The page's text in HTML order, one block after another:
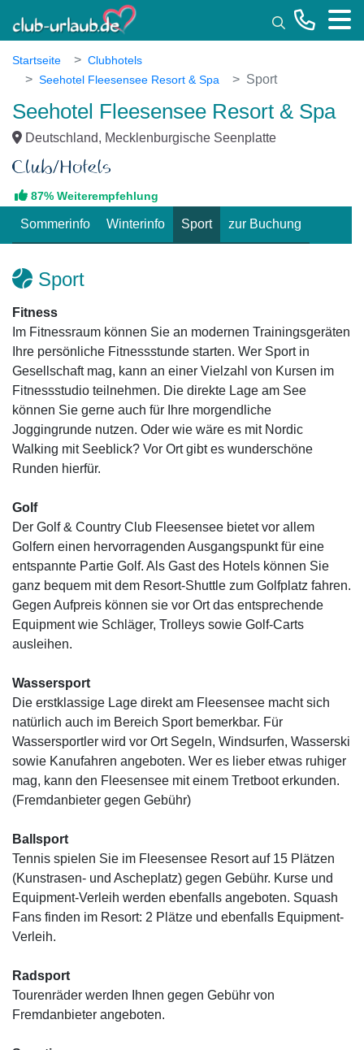
Startseite
Clubhotels
Seehotel Fleesensee Resort & Spa
Sport
Seehotel Fleesensee Resort & Spa
Deutschland, Mecklenburgische Seenplatte
87% Weiterempfehlung
Sommerinfo Winterinfo Sport zur Buchung
Sport
Fitness
Im Fitnessraum können Sie an modernen Trainingsgeräten
Ihre persönliche Fitnessstunde starten. Wer Sport in
Gesellschaft mag, kann an einer Vielzahl von Kursen im
Fitnessstudio teilnehmen. Die direkte Lage am See
können Sie gerne auch für Ihre morgendliche
Joggingrunde nutzen. Oder wie wäre es mit Nordic
Walking mit Seeblick? Vor Ort gibt es wunderschöne
Runden hierfür.
Golf
Der Golf & Country Club Fleesensee bietet vor allem
Golfern einen hervorragenden Ausgangspunkt für eine
entspannte Partie Golf. Als Gast des Hotels können Sie
ganz bequem mit dem Resort-Shuttle zum Golfplatz fahren.
Gegen Aufpreis können sie vor Ort das entsprechende
Equipment wie Schläger, Trolleys sowie Golf-Carts
ausleihen.
Wassersport
Die erstklassige Lage direkt am Fleesensee macht sich
natürlich auch im Bereich Sport bemerkbar. Für
Wassersportler wird vor Ort Segeln, Windsurfen, Wasserski
sowie Kanufahren angeboten. Wer es lieber etwas ruhiger
mag, kann den Fleesensee mit einem Tretboot erkunden.
(Fremdanbieter gegen Gebühr)
Ballsport
Tennis spielen Sie im Fleesensee Resort auf 15 Plätzen
(Kunstrasen- und Ascheplatz) gegen Gebühr. Kurse und
Equipment-Verleih werden ebenfalls angeboten. Squash
Fans finden im Resort: 2 Plätze und ebenfalls Equipment-
Verleih.
Radsport
Tourenräder werden Ihnen gegen Gebühr von
Fremdanbieter angeboten.